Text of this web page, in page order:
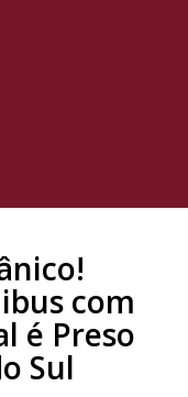
com
é Preso
Sul